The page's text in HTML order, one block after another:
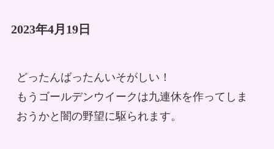
2023年4月19日
どったんばったんいそがしい！
もうゴールデンウイークは九連休を作ってしま
おうかと闇の野望に駆られます。